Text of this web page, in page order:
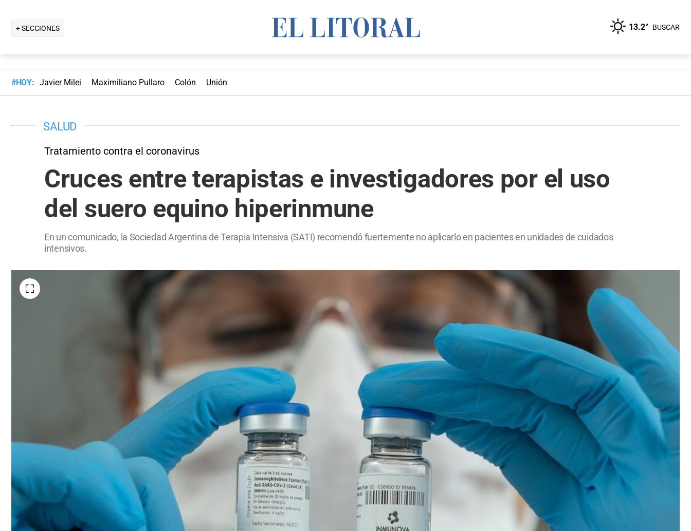
+ SECCIONES 13.2° BUSCAR
#HOY: Javier Milei Maximiliano Pullaro Colón Unión
SALUD
Tratamiento contra el coronavirus
Cruces entre terapistas e investigadores por el uso
del suero equino hiperinmune
En un comunicado, la Sociedad Argentina de Terapia Intensiva (SATI) recomendó fuertemente no aplicarlo en pacientes en unidades de cuidados
intensivos.